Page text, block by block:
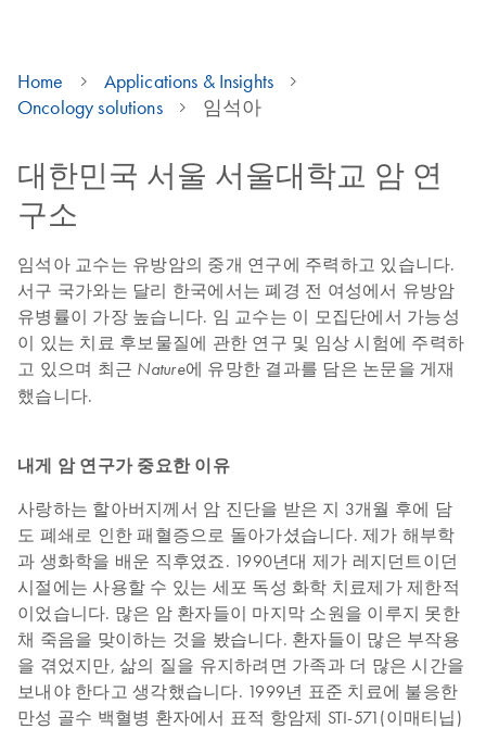
Home
Applications & Insights
Oncology solutions
임석아
대한민국 서울 서울대학교 암 연
구소
임석아 교수는 유방암의 중개 연구에 주력하고 있습니다.
서구 국가와는 달리 한국에서는 폐경 전 여성에서 유방암
유병률이 가장 높습니다. 임 교수는 이 모집단에서 가능성
이 있는 치료 후보물질에 관한 연구 및 임상 시험에 주력하
고 있으며 최근 Nature에 유망한 결과를 담은 논문을 게재
했습니다.
내게 암 연구가 중요한 이유
사랑하는 할아버지께서 암 진단을 받은 지 3개월 후에 담
도 폐쇄로 인한 패혈증으로 돌아가셨습니다. 제가 해부학
과 생화학을 배운 직후였죠. 1990년대 제가 레지던트이던
시절에는 사용할 수 있는 세포 독성 화학 치료제가 제한적
이었습니다. 많은 암 환자들이 마지막 소원을 이루지 못한
채 죽음을 맞이하는 것을 봤습니다. 환자들이 많은 부작용
을 겪었지만, 삶의 질을 유지하려면 가족과 더 많은 시간을
보내야 한다고 생각했습니다. 1999년 표준 치료에 불응한
만성 골수 백혈병 환자에서 표적 항암제 STI-571(이매티닙)